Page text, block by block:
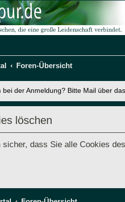
Foren-Übersicht
bei der Anmeldung? Bitte Mail über das
löschen
sicher, dass Sie alle Cookies